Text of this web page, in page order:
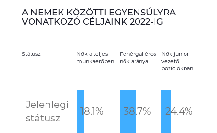
A NEMEK KÖZÖTTI EGYENSÚLYRA
VONATKOZÓ CÉLJAINK 2022-IG
Státusz
Nők a teljes
munkaerőben
Fehérgalléros
nők aránya
Nők junior
vezetői
pozíciókban
Jelenlegi
státusz
18.1% 38.7% 24.4%